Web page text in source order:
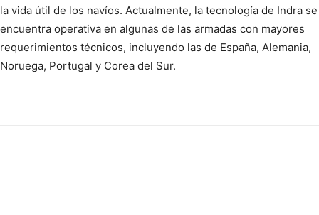
la vida útil de los navíos. Actualmente, la tecnología de Indra se
encuentra operativa en algunas de las armadas con mayores
requerimientos técnicos, incluyendo las de España, Alemania,
Noruega, Portugal y Corea del Sur.